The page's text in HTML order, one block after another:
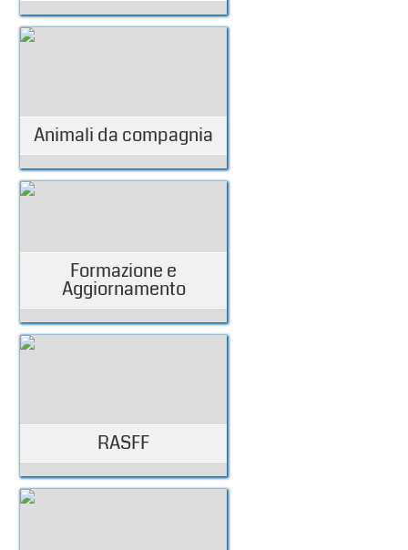
Animali da compagnia
Formazione e
Aggiornamento
RASFF